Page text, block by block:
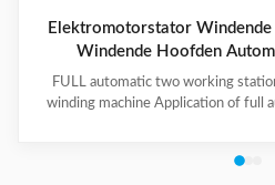
Elektromotorstator
Windende Hoofden
Wasmachine
FULL automatic two working
winding machine Application of full
poles, 4 poles and 6poles coils